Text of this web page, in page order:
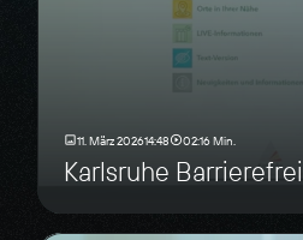
11. März 202614:48 02:16 Min.
Karlsruhe Barrierefrei